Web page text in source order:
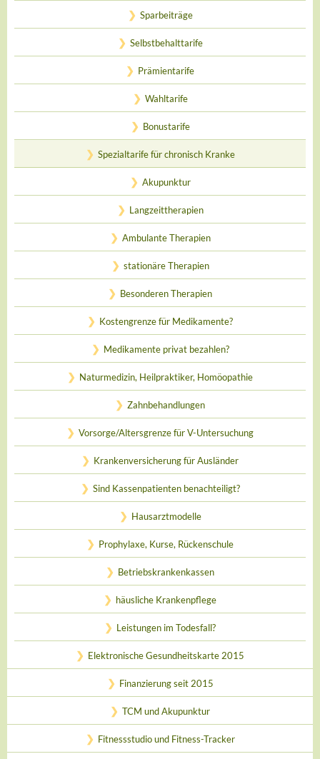
Sparbeiträge
Selbstbehalttarife
Prämientarife
Wahltarife
Bonustarife
Spezialtarife für chronisch Kranke
Akupunktur
Langzeittherapien
Ambulante Therapien
stationäre Therapien
Besonderen Therapien
Kostengrenze für Medikamente?
Medikamente privat bezahlen?
Naturmedizin, Heilpraktiker, Homöopathie
Zahnbehandlungen
Vorsorge/Altersgrenze für V-Untersuchung
Krankenversicherung für Ausländer
Sind Kassenpatienten benachteiligt?
Hausarztmodelle
Prophylaxe, Kurse, Rückenschule
Betriebskrankenkassen
häusliche Krankenpflege
Leistungen im Todesfall?
Elektronische Gesundheitskarte 2015
Finanzierung seit 2015
TCM und Akupunktur
Fitnessstudio und Fitness-Tracker